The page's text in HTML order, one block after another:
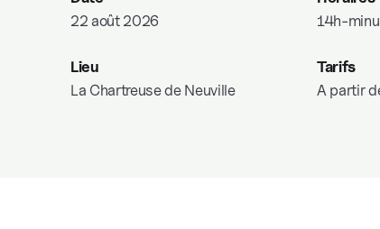
22 août 2026
14h-
Lieu
La Chartreuse de Neuville
Tarifs
A partir